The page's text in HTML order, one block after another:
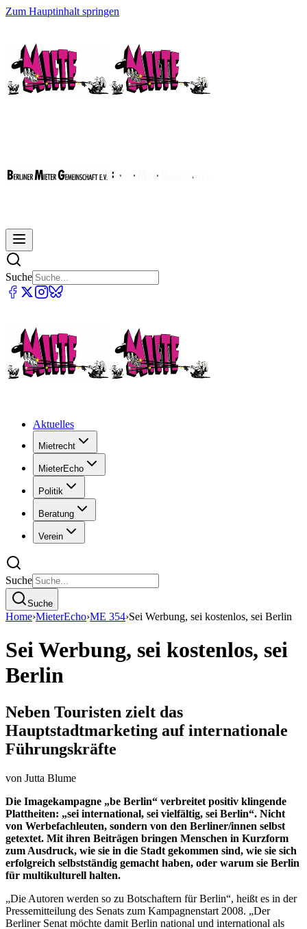
Zum Hauptinhalt springen
Suche
Aktuelles
Mietrecht
MieterEcho
Politik
Beratung
Verein
Suche
Suche
Home›MieterEcho›ME 354›Sei Werbung, sei kostenlos, sei Berlin
Sei Werbung, sei kostenlos, sei
Berlin
Neben Touristen zielt das
Hauptstadtmarketing auf internationale
Führungskräfte
von Jutta Blume
Die Imagekampagne „be Berlin“ verbreitet positiv klingende
Plattheiten: „sei international, sei vielfältig, sei Berlin“. Nicht
von Werbefachleuten, sondern von den Berliner/innen selbst
getextet. Mit ihren Beiträgen bringen Menschen in Kurzform
zum Ausdruck, wie sie in die Stadt gekommen sind, wie sie sich
erfolgreich selbstständig gemacht haben, oder warum sie Berlin
für multikulturell halten.
„Die Autoren werden so zu Botschaftern für Berlin“, heißt es in der
Pressemitteilung des Senats zum Kampagnenstart 2008. „Der
Berliner Senat möchte damit Berlin national und international als